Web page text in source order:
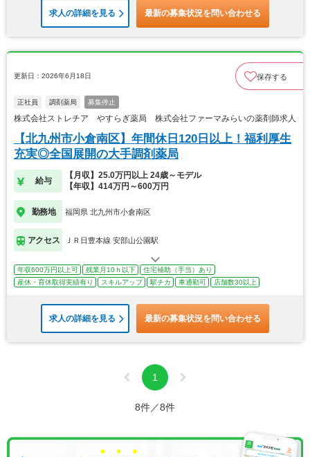
求人の詳細を見る 最新の募集状況を問い合わせる
更新日：2026年6月18日 保存する
正社員 調剤薬局 募集停止
株式会社ストレチア やすらぎ薬局 株式会社ファーマみらいの薬剤師求人
【北九州市小倉南区】年間休日120日以上！福利厚生
充実◎全国展開の大手調剤薬局
給与
【月収】25.0万円以上 24歳～モデル
【年収】414万円～600万円
勤務地 福岡県 北九州市小倉南区
アクセス ＪＲ日豊本線 安部山公園駅
年収600万円以上可 残業月10ｈ以下
住宅補助（手当）あり
産休・育休取得実績有り
スキルアップ 駅チカ 車通勤可 店舗数30以上
求人の詳細を見る 最新の募集状況を問い合わせる
1
8件／8件